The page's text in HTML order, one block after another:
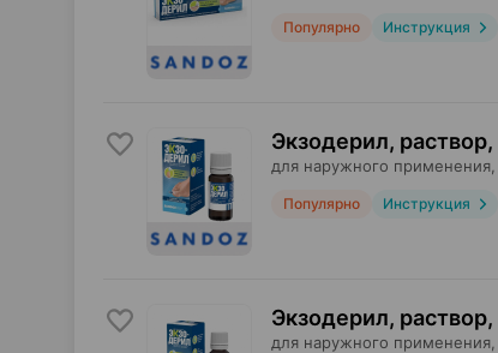
Популярно Инструкция
Экзодерил, раствор,
для наружного применения,
Популярно Инструкция
Экзодерил, раствор,
для наружного применения,